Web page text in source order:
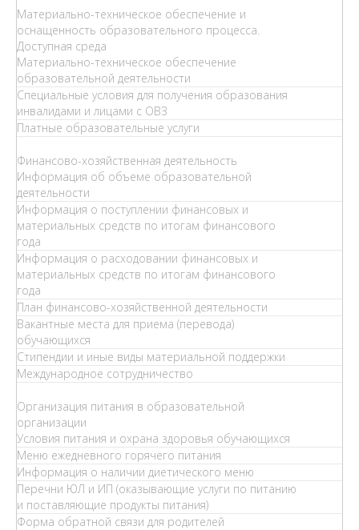
Материально-техническое обеспечение и
оснащенность образовательного процесса.
Доступная среда
Материально-техническое обеспечение
образовательной деятельности
Специальные условия для получения образования
инвалидами и лицами с ОВЗ
Платные образовательные услуги
Финансово-хозяйственная деятельность
Информация об объеме образовательной
деятельности
Информация о поступлении финансовых и
материальных средств по итогам финансового
года
Информация о расходовании финансовых и
материальных средств по итогам финансового
года
План финансово-хозяйственной деятельности
Вакантные места для приема (перевода)
обучающихся
Стипендии и иные виды материальной поддержки
Международное сотрудничество
Организация питания в образовательной
организации
Условия питания и охрана здоровья обучающихся
Меню ежедневного горячего питания
Информация о наличии диетического меню
Перечни ЮЛ и ИП (оказывающие услуги по питанию
и поставляющие продукты питания)
Форма обратной связи для родителей